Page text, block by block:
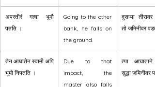
अपरतीरं गत्वा भूमौ
पतति ।
Going to the other
bank, he falls on
the ground.
दुसऱ्या
तो जमिनीवर
तेन आघातेन स्वामी अपि
भूमौ निपतति ।
Due to that
impact, the
master also falls
त्या आघाताने
सुद्धा जमिनीवर